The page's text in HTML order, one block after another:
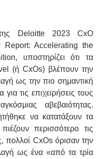
Deloitte 2023 CxO
Report: Accelerating the
υποστηρίζει ότι τα
(ή CxOs) βλέπουν την
ως την πιο σημαντική
για τις επιχειρήσεις τους
αβεβαιότητας.
να κατατάξουν τα
περισσότερο τις
πολλοί CxOs όρισαν την
ως ένα «από τα τρία